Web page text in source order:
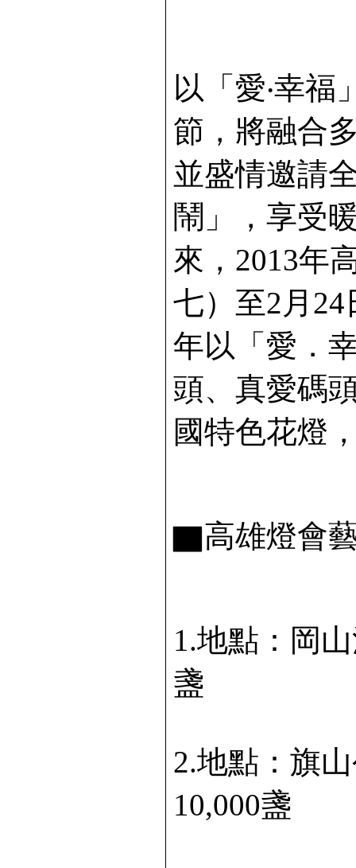
以「愛‧幸福
節，將融合
並盛情邀請
鬧」，享受
來，2013年
七）至2月
年以「愛．
頭、真愛碼
國特色花燈
▇高雄燈會
1.地點：岡
盞
2.地點：旗
10,000盞